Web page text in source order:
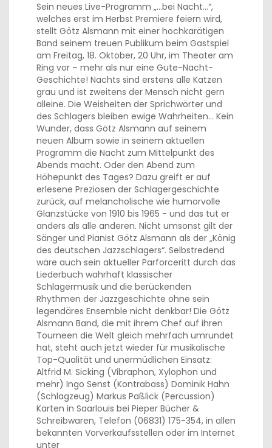
Sein neues Live-Programm „…bei Nacht…“,
welches erst im Herbst Premiere feiern wird,
stellt Götz Alsmann mit einer hochkarätigen
Band seinem treuen Publikum beim Gastspiel
am Freitag, 18. Oktober, 20 Uhr, im Theater am
Ring vor – mehr als nur eine Gute-Nacht-
Geschichte! Nachts sind erstens alle Katzen
grau und ist zweitens der Mensch nicht gern
alleine. Die Weisheiten der Sprichwörter und
des Schlagers bleiben ewige Wahrheiten… Kein
Wunder, dass Götz Alsmann auf seinem
neuen Album sowie in seinem aktuellen
Programm die Nacht zum Mittelpunkt des
Abends macht. Oder den Abend zum
Höhepunkt des Tages? Dazu greift er auf
erlesene Preziosen der Schlagergeschichte
zurück, auf melancholische wie humorvolle
Glanzstücke von 1910 bis 1965 - und das tut er
anders als alle anderen. Nicht umsonst gilt der
Sänger und Pianist Götz Alsmann als der „König
des deutschen Jazzschlagers“. Selbstredend
wäre auch sein aktueller Parforceritt durch das
Liederbuch wahrhaft klassischer
Schlagermusik und die berückenden
Rhythmen der Jazzgeschichte ohne sein
legendäres Ensemble nicht denkbar! Die Götz
Alsmann Band, die mit ihrem Chef auf ihren
Tourneen die Welt gleich mehrfach umrundet
hat, steht auch jetzt wieder für musikalische
Top-Qualität und unermüdlichen Einsatz:
Altfrid M. Sicking (Vibraphon, Xylophon und
mehr) Ingo Senst (Kontrabass) Dominik Hahn
(Schlagzeug) Markus Paßlick (Percussion)
Karten in Saarlouis bei Pieper Bücher &
Schreibwaren, Telefon (06831) 175-354, in allen
bekannten Vorverkaufsstellen oder im Internet
unter